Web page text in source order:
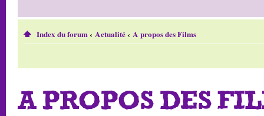
Index du forum‹ Actualité‹ A propos des Films
A PROPOS DES